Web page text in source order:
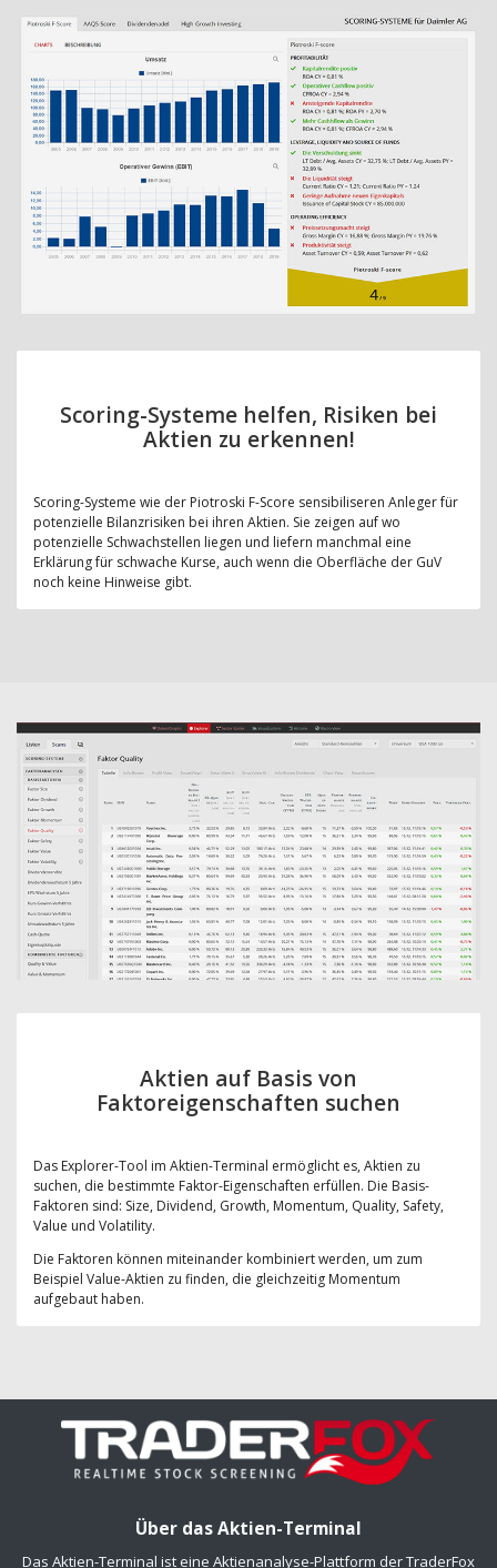
Scoring-Systeme helfen, Risiken bei
Aktien zu erkennen!
Scoring-Systeme wie der Piotroski F-Score sensibiliseren Anleger für
potenzielle Bilanzrisiken bei ihren Aktien. Sie zeigen auf wo
potenzielle Schwachstellen liegen und liefern manchmal eine
Erklärung für schwache Kurse, auch wenn die Oberfläche der GuV
noch keine Hinweise gibt.
Aktien auf Basis von
Faktoreigenschaften suchen
Das Explorer-Tool im Aktien-Terminal ermöglicht es, Aktien zu
suchen, die bestimmte Faktor-Eigenschaften erfüllen. Die Basis-
Faktoren sind: Size, Dividend, Growth, Momentum, Quality, Safety,
Value und Volatility.
Die Faktoren können miteinander kombiniert werden, um zum
Beispiel Value-Aktien zu finden, die gleichzeitig Momentum
aufgebaut haben.
Über das Aktien-Terminal
Das Aktien-Terminal ist eine Aktienanalyse-Plattform der TraderFox